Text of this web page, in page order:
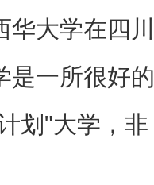
大学在四川
是一所很好的
划"大学，非